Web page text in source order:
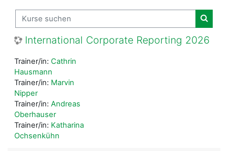
Kurse suchen
Kurse
International Corporate Reporting 2026
Trainer/in: Cathrin
Hausmann
Trainer/in: Marvin
Nipper
Trainer/in: Andreas
Oberhauser
Trainer/in: Katharina
Ochsenkühn